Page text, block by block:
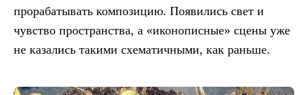
прорабатывать композицию. Появились свет и
чувство пространства, а «иконописные» сцены уже
не казались такими схематичными, как раньше.